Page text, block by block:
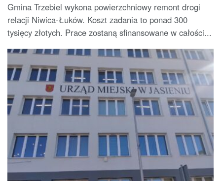
Gmina Trzebiel wykona powierzchniowy remont drogi
relacji Niwica-Łuków. Koszt zadania to ponad 300
tysięcy złotych. Prace zostaną sfinansowane w całości...